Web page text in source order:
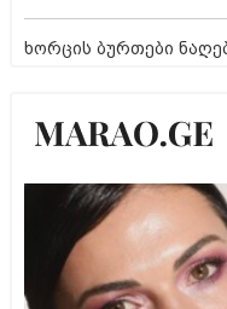
ხორცის ბურთები